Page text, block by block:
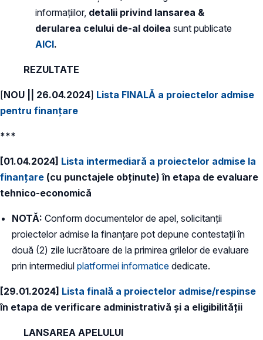
informațiilor, detalii privind lansarea &
derularea celului de-al doilea sunt publicate
AICI.
REZULTATE
[NOU || 26.04.2024] Lista FINALĂ a proiectelor admise
pentru finanțare
***
[01.04.2024] Lista intermediară a proiectelor admise la
finanțare (cu punctajele obținute) în etapa de evaluare
tehnico-economică
NOTĂ: Conform documentelor de apel, solicitanții
proiectelor admise la finanțare pot depune contestații în
două (2) zile lucrătoare de la primirea grilelor de evaluare
prin intermediul platformei informatice dedicate.
[29.01.2024] Lista finală a proiectelor admise/respinse
în etapa de verificare administrativă și a eligibilității
LANSAREA APELULUI